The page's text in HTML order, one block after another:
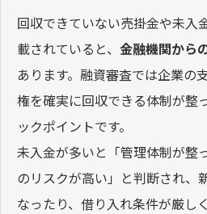
回収できていない売掛金や未入
載されていると、 金融機関から
あります。融資審査では企業の
権を確実に回収できる体制が整
ックポイントです。
未入金が多いと「管理体制が整
のリスクが高い」と判断され、
なったり、借り入れ条件が厳し